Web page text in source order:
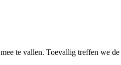
te vallen. Toevallig treffen we de